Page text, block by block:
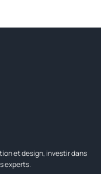
et design, investir dans
experts.